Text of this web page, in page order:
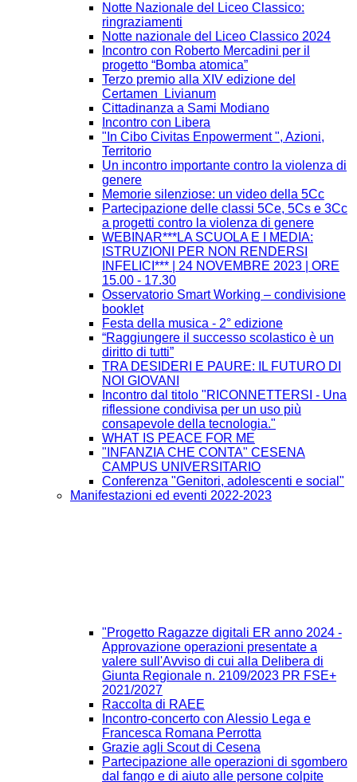
Notte Nazionale del Liceo Classico:
ringraziamenti
Notte nazionale del Liceo Classico 2024
Incontro con Roberto Mercadini per il
progetto “Bomba atomica”
Terzo premio alla XIV edizione del
Certamen Livianum
Cittadinanza a Sami Modiano
Incontro con Libera
"In Cibo Civitas Enpowerment ", Azioni,
Territorio
Un incontro importante contro la violenza di
genere
Memorie silenziose: un video della 5Cc
Partecipazione delle classi 5Ce, 5Cs e 3Cc
a progetti contro la violenza di genere
WEBINAR***LA SCUOLA E I MEDIA:
ISTRUZIONI PER NON RENDERSI
INFELICI*** | 24 NOVEMBRE 2023 | ORE
15.00 - 17.30
Osservatorio Smart Working – condivisione
booklet
Festa della musica - 2° edizione
“Raggiungere il successo scolastico è un
diritto di tutti”
TRA DESIDERI E PAURE: IL FUTURO DI
NOI GIOVANI
Incontro dal titolo "RICONNETTERSI - Una
riflessione condivisa per un uso più
consapevole della tecnologia."
WHAT IS PEACE FOR ME
"INFANZIA CHE CONTA" CESENA
CAMPUS UNIVERSITARIO
Conferenza "Genitori, adolescenti e social"
Manifestazioni ed eventi 2022-2023
"Progetto Ragazze digitali ER anno 2024 -
Approvazione operazioni presentate a
valere sull'Avviso di cui alla Delibera di
Giunta Regionale n. 2109/2023 PR FSE+
2021/2027
Raccolta di RAEE
Incontro-concerto con Alessio Lega e
Francesca Romana Perrotta
Grazie agli Scout di Cesena
Partecipazione alle operazioni di sgombero
dal fango e di aiuto alle persone colpite